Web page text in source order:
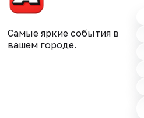
Самые яркие события в
вашем городе.